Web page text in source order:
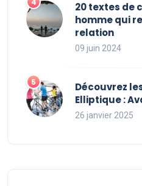
20 textes de
homme qui
relation
09 juin 2024
Découvrez
Elliptique :
26 janvier 2025